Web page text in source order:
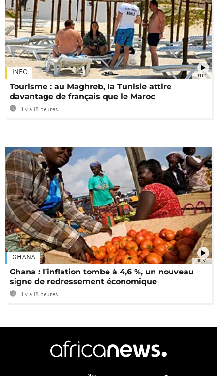
01:01
INFO
Tourisme : au Maghreb, la Tunisie attire
davantage de français que le Maroc
Il y a 18 heures
00:51
GHANA
Ghana : l’inflation tombe à 4,6 %, un nouveau
signe de redressement économique
Il y a 18 heures